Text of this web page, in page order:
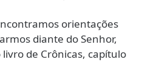
orientações
diante do Senhor,
de Crônicas, capítulo